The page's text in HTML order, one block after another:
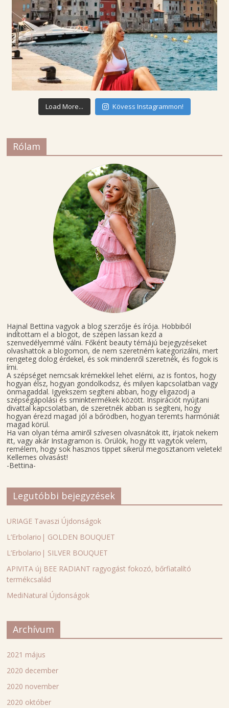
Load More... Kövess Instagrammon!
Rólam
Hajnal Bettina vagyok a blog szerzője és írója. Hobbiból
indítottam el a blogot, de szépen lassan kezd a
szenvedélyemmé válni. Főként beauty témájú bejegyzéseket
olvashattok a blogomon, de nem szeretném kategorizálni, mert
rengeteg dolog érdekel, és sok mindenről szeretnék, és fogok is
írni.
A szépséget nemcsak krémekkel lehet elérni, az is fontos, hogy
hogyan élsz, hogyan gondolkodsz, és milyen kapcsolatban vagy
önmagaddal. Igyekszem segíteni abban, hogy eligazodj a
szépségápolási és sminktermékek között. Inspirációt nyújtani
divattal kapcsolatban, de szeretnék abban is segíteni, hogy
hogyan érezd magad jól a bőrödben, hogyan teremts harmóniát
magad körül.
Ha van olyan téma amiről szívesen olvasnátok itt, írjatok nekem
itt, vagy akár Instagramon is. Örülök, hogy itt vagytok velem,
remélem, hogy sok hasznos tippet sikerül megosztanom veletek!
Kellemes olvasást!
-Bettina-
Legutóbbi bejegyzések
URIAGE Tavaszi Újdonságok
L’Erbolario| GOLDEN BOUQUET
L’Erbolario| SILVER BOUQUET
APIVITA új BEE RADIANT ragyogást fokozó, bőrfiatalító
termékcsalád
MediNatural Újdonságok
Archívum
2021 május
2020 december
2020 november
2020 október